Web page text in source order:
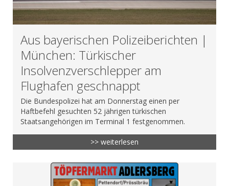
Aus bayerischen Polizeiberichten |
München: Türkischer
Insolvenzverschlepper am
Flughafen geschnappt
Die Bundespolizei hat am Donnerstag einen per
Haftbefehl gesuchten 52 jährigen türkischen
Staatsangehörigen im Terminal 1 festgenommen.
>> weiterlesen